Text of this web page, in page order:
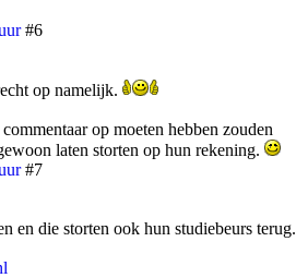
#6
op namelijk.
op moeten hebben zouden
laten storten op hun rekening.
#7
en die storten ook hun studiebeurs terug.